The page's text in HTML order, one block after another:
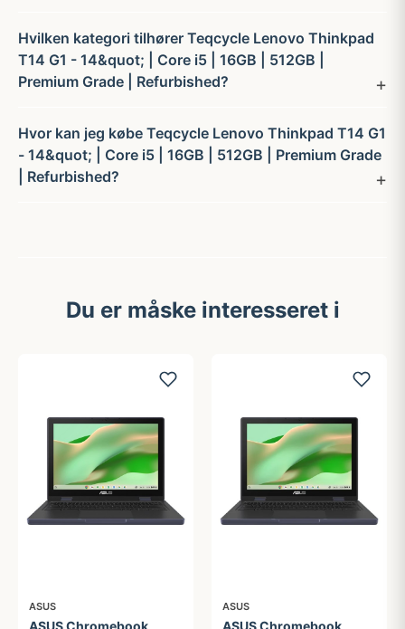
Hvilken kategori tilhører Teqcycle Lenovo Thinkpad
T14 G1 - 14&quot; | Core i5 | 16GB | 512GB |
Premium Grade | Refurbished?
Hvor kan jeg købe Teqcycle Lenovo Thinkpad T14 G1
- 14&quot; | Core i5 | 16GB | 512GB | Premium Grade
| Refurbished?
Du er måske interesseret i
ASUS
ASUS Chromebook
ASUS
ASUS Chromebook